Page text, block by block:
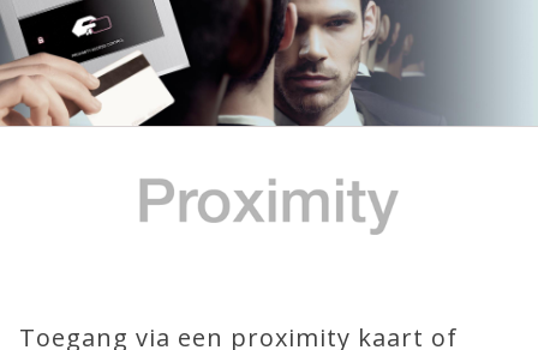
Toegang via een proximity kaart of